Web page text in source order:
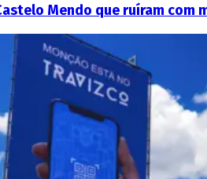
Mendo que ruíram com